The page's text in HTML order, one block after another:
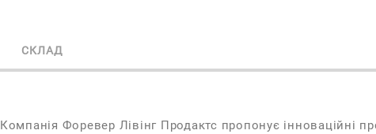
СКЛАД
Компанія Форевер Лівінг Продактс пропонує інноваційні